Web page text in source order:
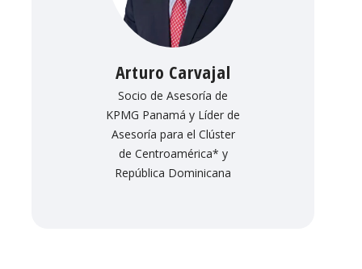
Arturo Carvajal
Socio de Asesoría de
KPMG Panamá y Líder de
Asesoría para el Clúster
de Centroamérica* y
República Dominicana